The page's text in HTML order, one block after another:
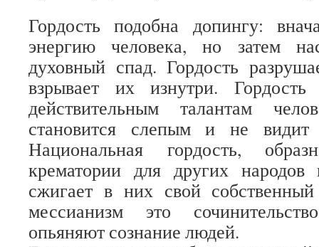
Гордость подобна допингу:
энергию человека, но затем
духовный спад. Гордость
взрывает их изнутри.
действительным талантам
становится слепым и не видит
Национальная гордость,
крематории для других
сжигает в них свой
мессианизм это
опьяняют сознание людей.